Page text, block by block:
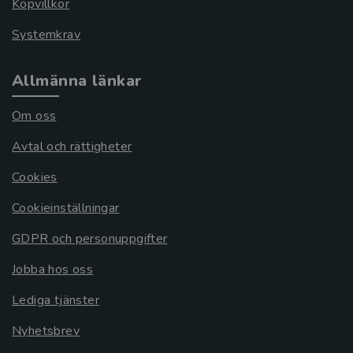
Köpvillkor
Systemkrav
Allmänna länkar
Om oss
Avtal och rättigheter
Cookies
Cookieinställningar
GDPR och personuppgifter
Jobba hos oss
Lediga tjänster
Nyhetsbrev